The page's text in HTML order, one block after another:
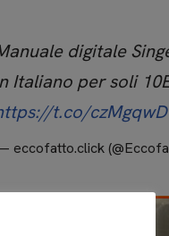
digitale
Italiano per soli
t.co/
eccofatto.click